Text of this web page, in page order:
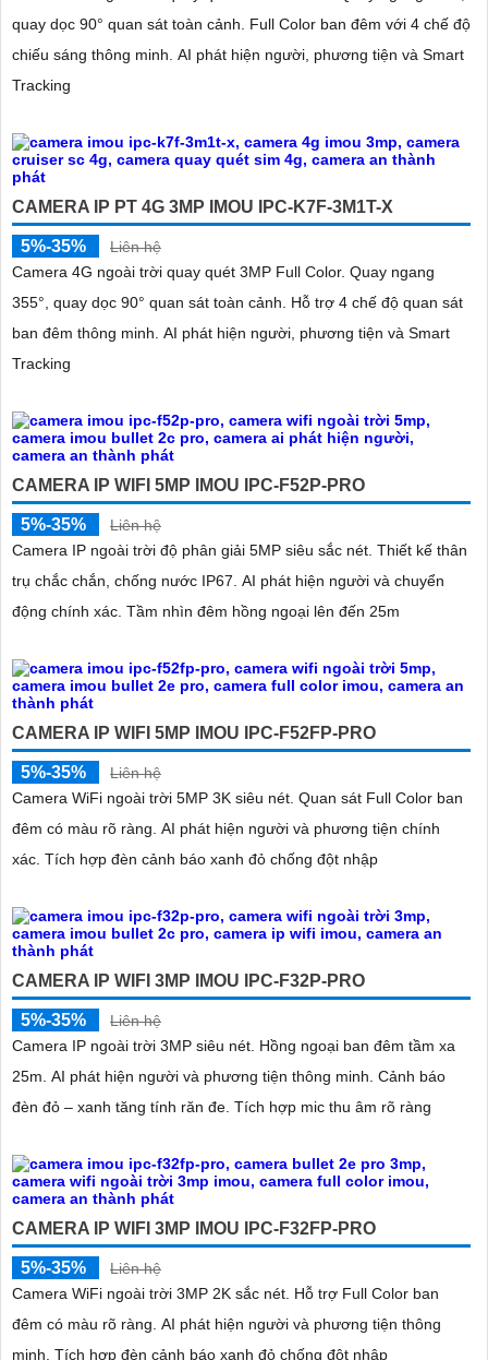
quay dọc 90° quan sát toàn cảnh. Full Color ban đêm với 4 chế độ
chiếu sáng thông minh. AI phát hiện người, phương tiện và Smart
Tracking
CAMERA IP PT 4G 3MP IMOU IPC-K7F-3M1T-X
5%-35%
Liên hệ
Camera 4G ngoài trời quay quét 3MP Full Color. Quay ngang
355°, quay dọc 90° quan sát toàn cảnh. Hỗ trợ 4 chế độ quan sát
ban đêm thông minh. AI phát hiện người, phương tiện và Smart
Tracking
CAMERA IP WIFI 5MP IMOU IPC-F52P-PRO
5%-35%
Liên hệ
Camera IP ngoài trời độ phân giải 5MP siêu sắc nét. Thiết kế thân
trụ chắc chắn, chống nước IP67. AI phát hiện người và chuyển
động chính xác. Tầm nhìn đêm hồng ngoại lên đến 25m
CAMERA IP WIFI 5MP IMOU IPC-F52FP-PRO
5%-35%
Liên hệ
Camera WiFi ngoài trời 5MP 3K siêu nét. Quan sát Full Color ban
đêm có màu rõ ràng. AI phát hiện người và phương tiện chính
xác. Tích hợp đèn cảnh báo xanh đỏ chống đột nhập
CAMERA IP WIFI 3MP IMOU IPC-F32P-PRO
5%-35%
Liên hệ
Camera IP ngoài trời 3MP siêu nét. Hồng ngoại ban đêm tầm xa
25m. AI phát hiện người và phương tiện thông minh. Cảnh báo
đèn đỏ – xanh tăng tính răn đe. Tích hợp mic thu âm rõ ràng
CAMERA IP WIFI 3MP IMOU IPC-F32FP-PRO
5%-35%
Liên hệ
Camera WiFi ngoài trời 3MP 2K sắc nét. Hỗ trợ Full Color ban
đêm có màu rõ ràng. AI phát hiện người và phương tiện thông
minh. Tích hợp đèn cảnh báo xanh đỏ chống đột nhập